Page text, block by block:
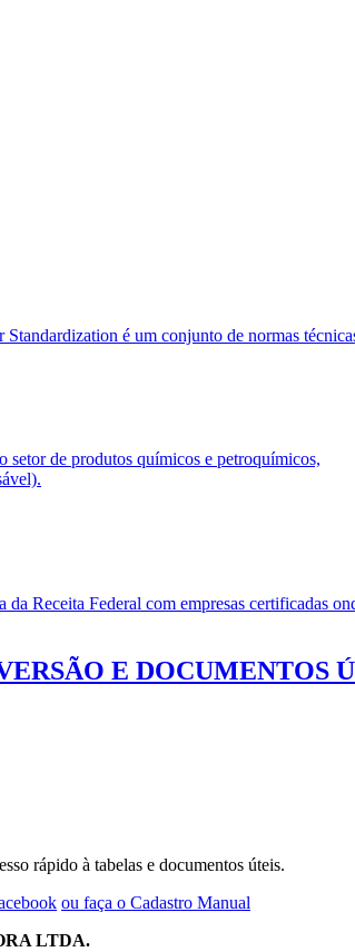
é um conjunto de normas
setor de produtos químicos e petroquímicos,
da Receita Federal com empresas certificadas
E DOCUMENTOS
rápido à tabelas e documentos úteis.
ou faça o Cadastro Manual
LTDA.